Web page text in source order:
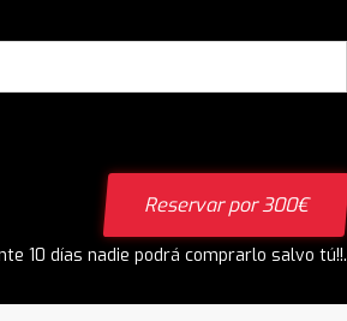
Reservar por 300€
10 días nadie podrá comprarlo salvo tú!!.